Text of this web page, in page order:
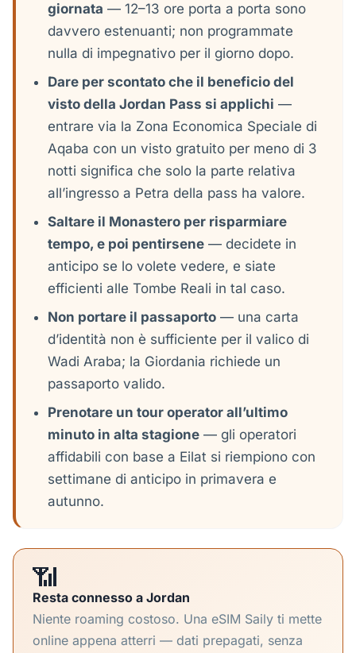
giornata — 12–13 ore porta a porta sono
davvero estenuanti; non programmate
nulla di impegnativo per il giorno dopo.
Dare per scontato che il beneficio del
visto della Jordan Pass si applichi —
entrare via la Zona Economica Speciale di
Aqaba con un visto gratuito per meno di 3
notti significa che solo la parte relativa
all’ingresso a Petra della pass ha valore.
Saltare il Monastero per risparmiare
tempo, e poi pentirsene — decidete in
anticipo se lo volete vedere, e siate
efficienti alle Tombe Reali in tal caso.
Non portare il passaporto — una carta
d’identità non è sufficiente per il valico di
Wadi Araba; la Giordania richiede un
passaporto valido.
Prenotare un tour operator all’ultimo
minuto in alta stagione — gli operatori
affidabili con base a Eilat si riempiono con
settimane di anticipo in primavera e
autunno.
📶
Resta connesso a Jordan
Niente roaming costoso. Una eSIM Saily ti mette
online appena atterri — dati prepagati, senza